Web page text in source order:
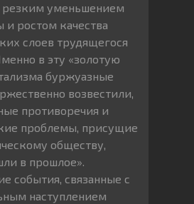
резким уменьшением
и ростом качества
слоев трудящегося
в эту «золотую
буржуазные
возвестили,
противоречия и
проблемы, присущие
обществу,
в прошлое».
события, связанные с
наступлением